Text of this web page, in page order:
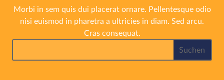
Morbi in sem quis dui placerat ornare. Pellentesque odio
nisi euismod in pharetra a ultricies in diam. Sed arcu.
Cras consequat.